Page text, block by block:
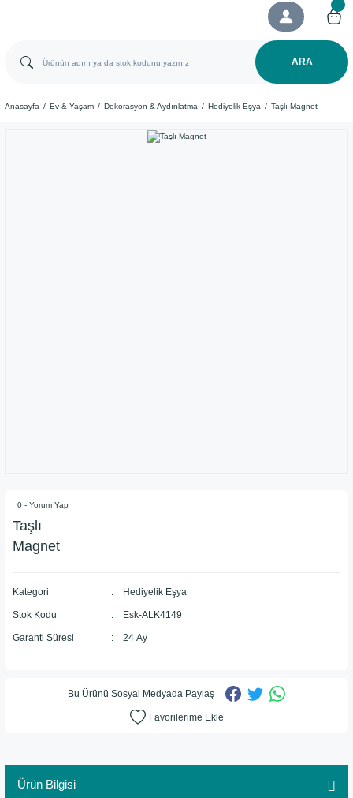
ARA
Anasayfa Ev & Yaşam Dekorasyon & Aydınlatma Hediyelik Eşya Taşlı Magnet
0 - Yorum Yap
Taşlı
Magnet
Kategori Hediyelik Eşya
Stok Kodu Esk-ALK4149
Garanti Süresi 24 Ay
Bu Ürünü Sosyal Medyada Paylaş
Ürün Bilgisi